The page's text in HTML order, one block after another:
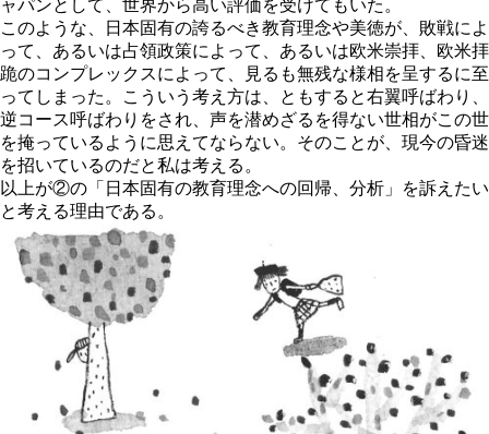
ャパンとして、世界から高い評価を受けてもいた。
このような、日本固有の誇るべき教育理念や美徳が、敗戦によ
って、あるいは占領政策によって、あるいは欧米崇拝、欧米拝
跪のコンプレックスによって、見るも無残な様相を呈するに至
ってしまった。こういう考え方は、ともすると右翼呼ばわり、
逆コース呼ばわりをされ、声を潜めざるを得ない世相がこの世
を掩っているように思えてならない。そのことが、現今の昏迷
を招いているのだと私は考える。
以上が②の「日本固有の教育理念への回帰、分析」を訴えたい
と考える理由である。